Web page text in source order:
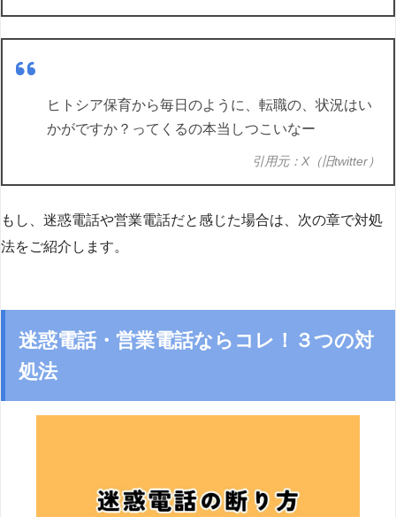
ヒトシア保育から毎日のように、転職の、状況はい
かがですか？ってくるの本当しつこいなー
引用元：X（旧twitter）
もし、迷惑電話や営業電話だと感じた場合は、次の章で対処
法をご紹介します。
迷惑電話・営業電話ならコレ！３つの対
処法